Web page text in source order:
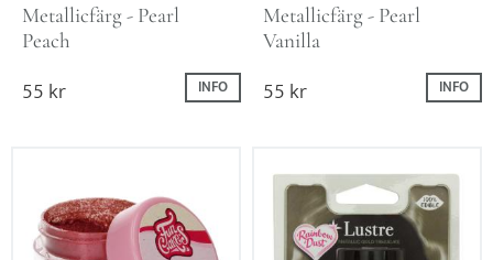
Metallicfärg - Pearl
Peach
55kr INFO
Metallicfärg - Pearl
Vanilla
55kr INFO